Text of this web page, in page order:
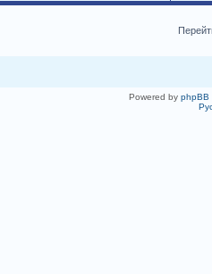
Powered by phpBB